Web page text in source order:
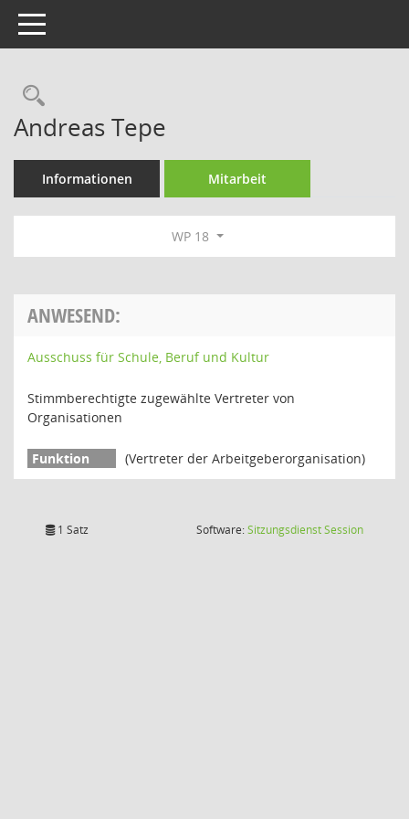
Toggle navigation
Rechercheauswahl
Andreas Tepe
Informationen Mitarbeit
WP 18
ANWESEND:
Ausschuss für Schule, Beruf und Kultur
Stimmberechtigte zugewählte Vertreter von
Organisationen
(Vertreter der Arbeitgeberorganisation)
1 Satz Software:SitzungsdienstSession(Wird in